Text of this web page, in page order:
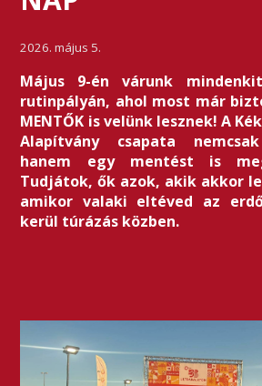
2026. május 5.
Május 9-én várunk
rutinpályán, ahol most már
MENTŐK is velünk lesznek! A
Alapítvány csapata
hanem egy mentést is
Tudjátok, ők azok, akik akkor
amikor valaki eltéved az
kerül túrázás közben.